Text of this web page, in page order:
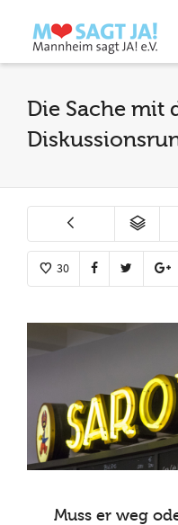
Die Sache mit
30
Muss er weg